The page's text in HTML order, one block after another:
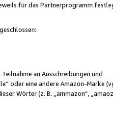
für das Partnerprogramm
an Ausschreibungen und
oder eine andere Amazon-Marke
Wörter (z. B. „ammazon“,